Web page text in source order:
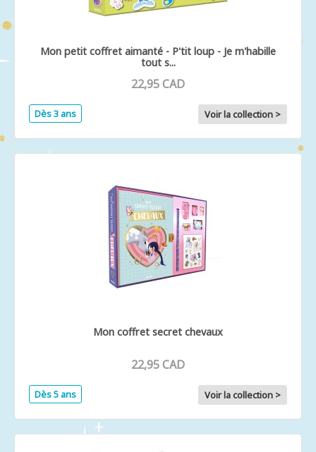
Mon petit coffret aimanté - P'tit loup - Je m'habille
tout s...
22,95 CAD
Dès 3 ans Voir la collection >
Mon coffret secret chevaux
22,95 CAD
Dès 5 ans Voir la collection >